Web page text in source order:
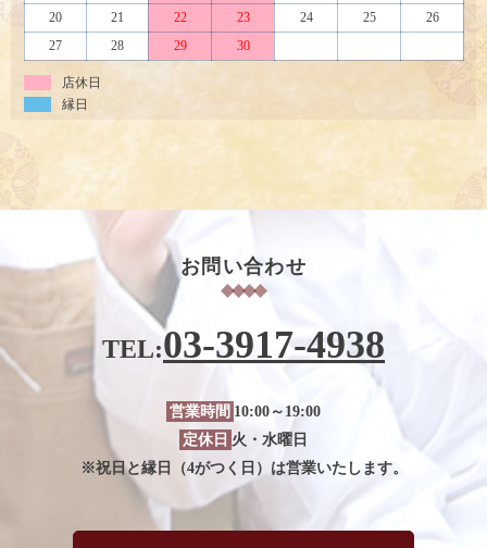
20
21 22 23 24 25
26
27
28 29 30
店休日
縁日
お問い合わせ
TEL:03-3917-4938
営業時間 10:00～19:00
定休日 火・水曜日
※祝日と縁日（4がつく日）は営業いたします。